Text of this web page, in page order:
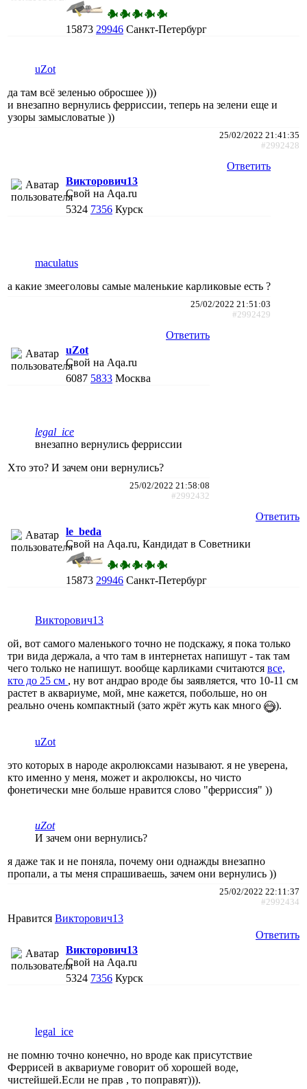
15873 29946 Санкт-Петербург
uZot
да там всё зеленью обросшее )))
и внезапно вернулись ферриссии, теперь на зелени еще и
узоры замысловатые ))
25/02/2022 21:41:35
#2992428
Ответить
Викторович13
Свой на Aqa.ru
5324 7356 Курск
maculatus
а какие змееголовы самые маленькие карликовые есть ?
25/02/2022 21:51:03
#2992429
Ответить
uZot
Свой на Aqa.ru
6087 5833 Москва
legal_ice
внезапно вернулись ферриссии
Хто это? И зачем они вернулись?
25/02/2022 21:58:08
#2992432
Ответить
le_beda
Свой на Aqa.ru, Кандидат в Советники
15873 29946 Санкт-Петербург
Викторович13
ой, вот самого маленького точно не подскажу, я пока только
три вида держала, а что там в интернетах напишут - так там
чего только не напишут. вообще карликами считаются все,
кто до 25 см , ну вот андрао вроде бы заявляется, что 10-11 см
растет в аквариуме, мой, мне кажется, побольше, но он
реально очень компактный (зато жрёт жуть как много
).
uZot
это которых в народе акролюксами называют. я не уверена,
кто именно у меня, может и акролюксы, но чисто
фонетически мне больше нравится слово "ферриссия" ))
uZot
И зачем они вернулись?
я даже так и не поняла, почему они однажды внезапно
пропали, а ты меня спрашиваешь, зачем они вернулись ))
25/02/2022 22:11:37
#2992434
Нравится Викторович13
Ответить
Викторович13
Свой на Aqa.ru
5324 7356 Курск
legal_ice
не помню точно конечно, но вроде как присутствие
Феррисей в аквариуме говорит об хорошей воде,
чистейшей.Если не прав , то поправят))).